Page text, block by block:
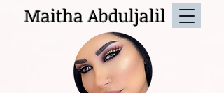
Maitha Abduljalil